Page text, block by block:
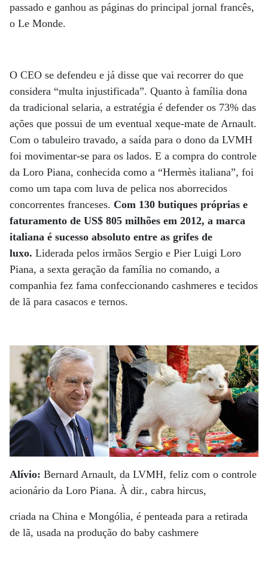
passado e ganhou as páginas do principal jornal francês,
o Le Monde.
O CEO se defendeu e já disse que vai recorrer do que
considera “multa injustificada”. Quanto à família dona
da tradicional selaria, a estratégia é defender os 73% das
ações que possui de um eventual xeque-mate de Arnault.
Com o tabuleiro travado, a saída para o dono da LVMH
foi movimentar-se para os lados. E a compra do controle
da Loro Piana, conhecida como a “Hermès italiana”, foi
como um tapa com luva de pelica nos aborrecidos
concorrentes franceses. Com 130 butiques próprias e
faturamento de US$ 805 milhões em 2012, a marca
italiana é sucesso absoluto entre as grifes de
luxo. Liderada pelos irmãos Sergio e Pier Luigi Loro
Piana, a sexta geração da família no comando, a
companhia fez fama confeccionando cashmeres e tecidos
de lã para casacos e ternos.
Alívio: Bernard Arnault, da LVMH, feliz com o controle
acionário da Loro Piana. À dir., cabra hircus,
criada na China e Mongólia, é penteada para a retirada
de lã, usada na produção do baby cashmere